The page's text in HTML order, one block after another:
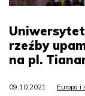
rzeźby
na pl.
09.10.2021 Europa i